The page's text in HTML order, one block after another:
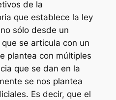
de la
que establece la ley
sólo desde un
se articula con un
plantea con múltiples
que se dan en la
se nos plantea
Es decir, que el